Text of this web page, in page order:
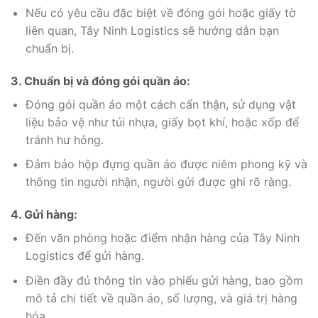
Nếu có yêu cầu đặc biệt về đóng gói hoặc giấy tờ
liên quan, Tây Ninh Logistics sẽ hướng dẫn bạn
chuẩn bị.
3. Chuẩn bị và đóng gói quần áo:
Đóng gói quần áo một cách cẩn thận, sử dụng vật
liệu bảo vệ như túi nhựa, giấy bọt khí, hoặc xốp để
tránh hư hỏng.
Đảm bảo hộp đựng quần áo được niêm phong kỹ và
thông tin người nhận, người gửi được ghi rõ ràng.
4. Gửi hàng:
Đến văn phòng hoặc điểm nhận hàng của Tây Ninh
Logistics để gửi hàng.
Điền đầy đủ thông tin vào phiếu gửi hàng, bao gồm
mô tả chi tiết về quần áo, số lượng, và giá trị hàng